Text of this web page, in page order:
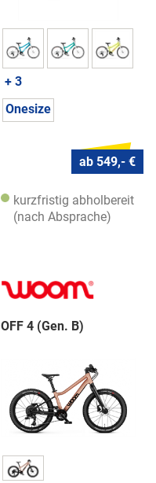
+ 3
Onesize
ab 549,- €
kurzfristig abholbereit
(nach Absprache)
OFF 4 (Gen. B)